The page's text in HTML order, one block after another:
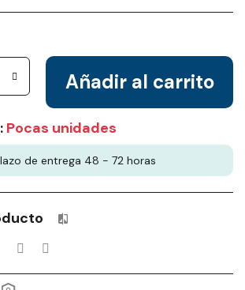
Añadir al carrito
Pocas unidades
de entrega 48 - 72 horas
Productos incluidos en tu lista